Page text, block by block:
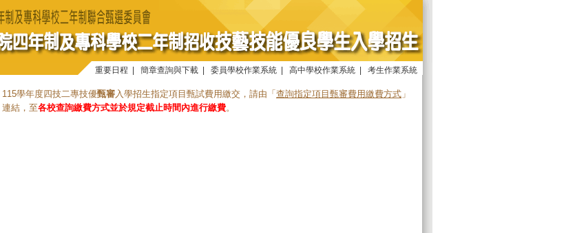
重要日程 簡章查詢與下載 委員學校作業系統 高中學校作業系統 考生作業系統
115學年度四技二專技優甄審入學招生指定項目甄試費用繳交，請由「 查詢指定項目甄審費用繳費方式 」
連結，至各校查詢繳費方式並於規定截止時間內進行繳費。